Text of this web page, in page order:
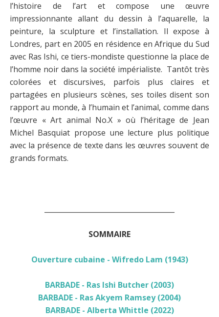
l’histoire de l’art et compose une œuvre
impressionnante allant du dessin à l’aquarelle, la
peinture, la sculpture et l’installation. Il expose à
Londres, part en 2005 en résidence en Afrique du Sud
avec Ras Ishi, ce tiers-mondiste questionne la place de
l’homme noir dans la société impérialiste. Tantôt très
colorées et discursives, parfois plus claires et
partagées en plusieurs scènes, ses toiles disent son
rapport au monde, à l’humain et l’animal, comme dans
l’œuvre « Art animal No.X » où l’héritage de Jean
Michel Basquiat propose une lecture plus politique
avec la présence de texte dans les œuvres souvent de
grands formats.
SOMMAIRE
Ouverture cubaine - Wifredo Lam (1943)
BARBADE - Ras Ishi Butcher (2003)
BARBADE - Ras Akyem Ramsey (2004)
BARBADE - Alberta Whittle (2022)